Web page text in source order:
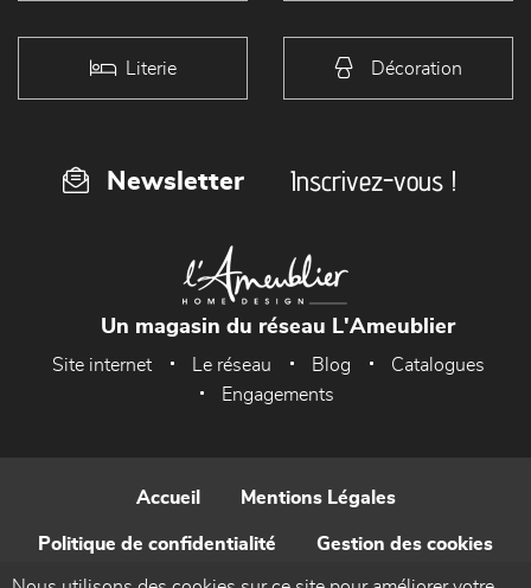
Literie Décoration
Newsletter Inscrivez-vous !
Un magasin du réseau L'Ameublier
Site internet Le réseau Blog
Catalogues
Engagements
Accueil Mentions Légales
Politique de confidentialité Gestion des cookies